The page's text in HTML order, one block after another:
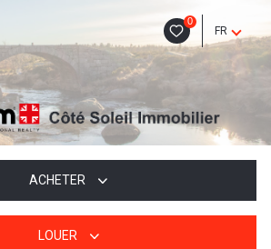
0
FR
ACHETER
LOUER